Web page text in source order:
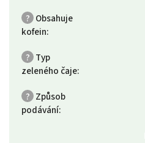
? Obsahuje
kofein:
? Typ
zeleného čaje:
? Způsob
podávání: